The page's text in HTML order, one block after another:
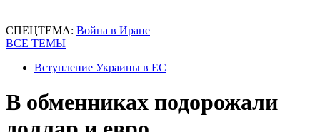
СПЕЦТЕМА: Война в Иране
ВСЕ ТЕМЫ
Вступление Украины в ЕС
В обменниках подорожали